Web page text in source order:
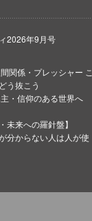
2026年9月号
関係・プレッシャー こ
う抜こう
・信仰のある世界へ
未来への羅針盤】
分からない人は人が使